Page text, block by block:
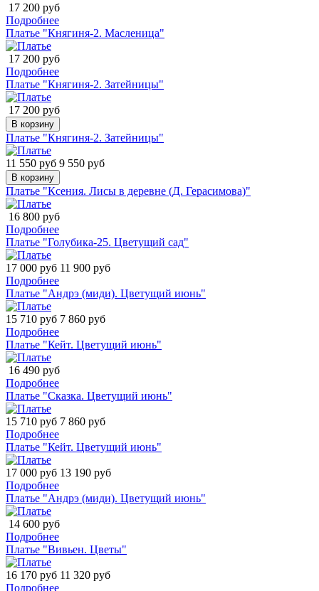
17 200 руб
Подробнее
Платье "Княгиня-2. Масленица"
17 200 руб
Подробнее
Платье "Княгиня-2. Затейницы"
17 200 руб
В корзину
Платье "Княгиня-2. Затейницы"
11 550 руб 9 550 руб
В корзину
Платье "Ксения. Лисы в деревне (Д. Герасимова)"
16 800 руб
Подробнее
Платье "Голубика-25. Цветущий сад"
17 000 руб 11 900 руб
Подробнее
Платье "Андрэ (миди). Цветущий июнь"
15 710 руб 7 860 руб
Подробнее
Платье "Кейт. Цветущий июнь"
16 490 руб
Подробнее
Платье "Сказка. Цветущий июнь"
15 710 руб 7 860 руб
Подробнее
Платье "Кейт. Цветущий июнь"
17 000 руб 13 190 руб
Подробнее
Платье "Андрэ (миди). Цветущий июнь"
14 600 руб
Подробнее
Платье "Вивьен. Цветы"
16 170 руб 11 320 руб
Подробнее